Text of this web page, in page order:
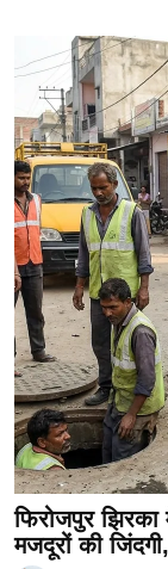
फिरोजपुर झिरका
मजदूरों की